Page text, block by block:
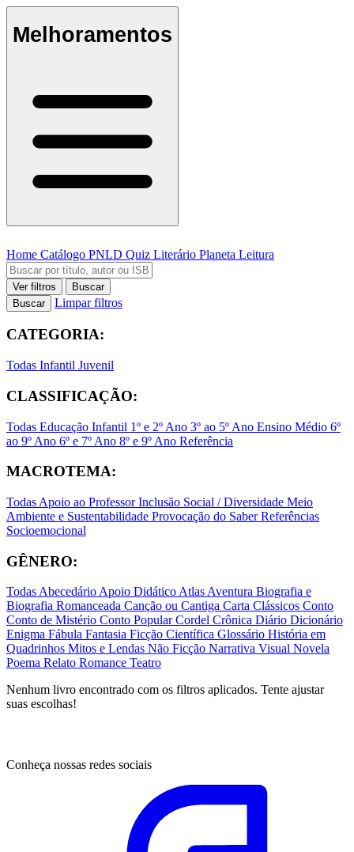
Melhoramentos
Home Catálogo PNLD Quiz Literário Planeta Leitura
Ver filtros
Buscar
Buscar
Limpar filtros
CATEGORIA:
Todas Infantil Juvenil
CLASSIFICAÇÃO:
Todas Educação Infantil 1º e 2º Ano 3º ao 5º Ano Ensino Médio 6º
ao 9º Ano 6º e 7º Ano 8º e 9º Ano Referência
MACROTEMA:
Todas Apoio ao ProfessorInclusão Social / Diversidade Meio
Ambiente e Sustentabilidade Provocação do SaberReferências
Socioemocional
GÊNERO:
TodasAbecedárioApoio DidáticoAtlasAventura Biografia e
Biografia Romanceada Canção ou Cantiga Carta Clássicos Conto
Conto de Mistério Conto PopularCordel Crônica Diário Dicionário
Enigma Fábula Fantasia Ficção Científica Glossário História em
Quadrinhos Mitos e Lendas Não Ficção Narrativa Visual Novela
Poema Relato Romance Teatro
Nenhum livro encontrado com os filtros aplicados. Tente ajustar
suas escolhas!
Conheça nossas redes sociais